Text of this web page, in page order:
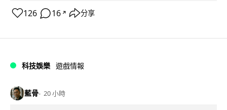
126 16 ↗ 分享
科技娛樂 遊戲情報
藍骨 20 小時